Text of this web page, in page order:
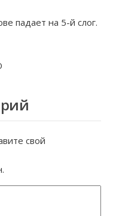
падает на 5-й слог.
свой